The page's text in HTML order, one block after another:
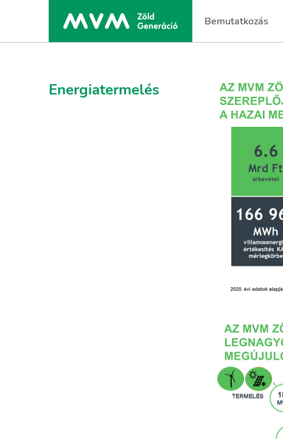
Bemutatkozás
Energiatermelés